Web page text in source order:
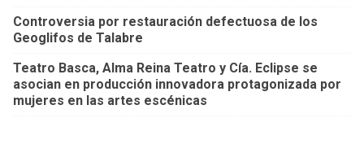
Controversia por restauración defectuosa de los
Geoglifos de Talabre
Teatro Basca, Alma Reina Teatro y Cía. Eclipse se
asocian en producción innovadora protagonizada por
mujeres en las artes escénicas